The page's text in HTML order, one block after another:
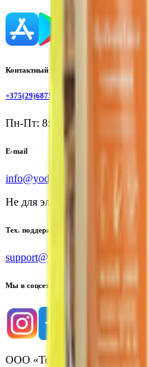
Контактный телефон
+375(29)6875999
Пн-Пт: 8:00 - 17:00
E-mail
info@yoda.by
Не для электронных
Тех. поддержка
support@yoda.by
Мы в соцсетях
ООО «Торговая сеть